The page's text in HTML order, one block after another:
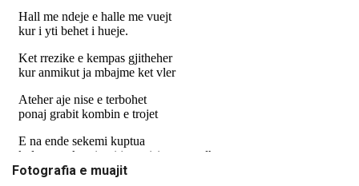
Fotografia e muajit